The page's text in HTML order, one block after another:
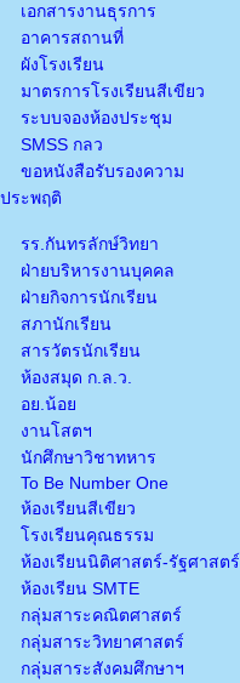
เอกสารงานธุรการ
อาคารสถานที่
ผังโรงเรียน
มาตรการโรงเรียนสีเขียว
ระบบจองห้องประชุม
SMSS กลว
ขอหนังสือรับรองความ
ประพฤติ
รร.กันทรลักษ์วิทยา
ฝ่ายบริหารงานบุคคล
ฝ่ายกิจการนักเรียน
สภานักเรียน
สารวัตรนักเรียน
ห้องสมุด ก.ล.ว.
อย.น้อย
งานโสตฯ
นักศึกษาวิชาทหาร
To Be Number One
ห้องเรียนสีเขียว
โรงเรียนคุณธรรม
ห้องเรียนนิติศาสตร์-รัฐศาสตร์
ห้องเรียน SMTE
กลุ่มสาระคณิตศาสตร์
กลุ่มสาระวิทยาศาสตร์
กลุ่มสาระสังคมศึกษาฯ